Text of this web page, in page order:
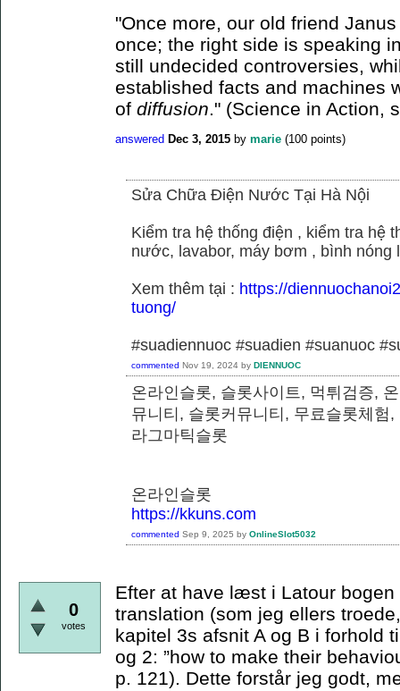
"Once more, our old friend
once; the right side is speaking
still undecided controversies,
established facts and machines
of diffusion ." (Science in Action,
answered Dec 3, 2015 by marie (100 points)
Sửa Chữa Điện Nước Tại Hà Nội
Kiểm tra hệ thống điện , kiểm tra hệ
nước, lavabor, máy bơm , bình nóng
Xem thêm tại : https://
tuong/
#suadiennuoc #suadien #suanuoc
commented Nov 19, 2024 by DIENNUOC
온라인슬롯, 슬롯사이트, 먹튀검증,
뮤니티, 슬롯커뮤니티, 무료슬롯체험
라그마틱슬롯
온라인슬롯
https://kkuns.com
commented Sep 9, 2025 by OnlineSlot5032
0
votes
Efter at have læst i Latour
translation (som jeg ellers
kapitel 3s afsnit A og B i forhold
og 2: ”how to make their
p. 121). Dette forstår jeg godt,